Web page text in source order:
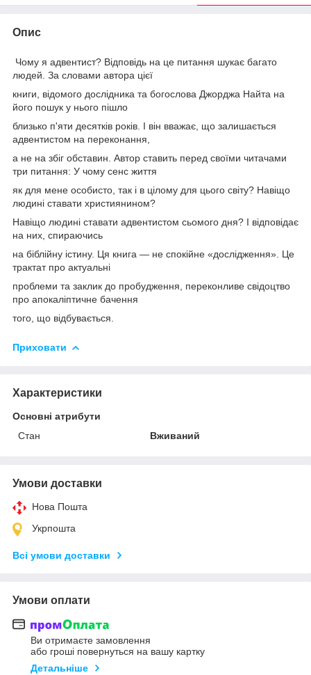
Опис
Чому я адвентист? Відповідь на це питання шукає багато
людей. За словами автора цієї
книги, відомого дослідника та богослова Джорджа Найта на
його пошук у нього пішло
близько п'яти десятків років. І він вважає, що залишається
адвентистом на переконання,
а не на збіг обставин. Автор ставить перед своїми читачами
три питання: У чому сенс життя
як для мене особисто, так і в цілому для цього світу? Навіщо
людині ставати християнином?
Навіщо людині ставати адвентистом сьомого дня? І відповідає
на них, спираючись
на біблійну істину. Ця книга — не спокійне «дослідження». Це
трактат про актуальні
проблеми та заклик до пробудження, переконливе свідоцтво
про апокаліптичне бачення
того, що відбувається.
Приховати
Характеристики
Основні атрибути
Стан
Вживаний
Умови доставки
Нова Пошта
Укрпошта
Всі умови доставки
Умови оплати
Ви отримаєте замовлення
або гроші повернуться на вашу картку
Детальніше